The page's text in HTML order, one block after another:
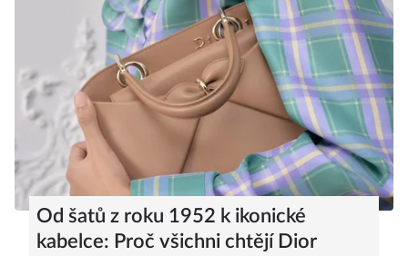
Od šatů z roku 1952 k ikonické
kabelce: Proč všichni chtějí Dior